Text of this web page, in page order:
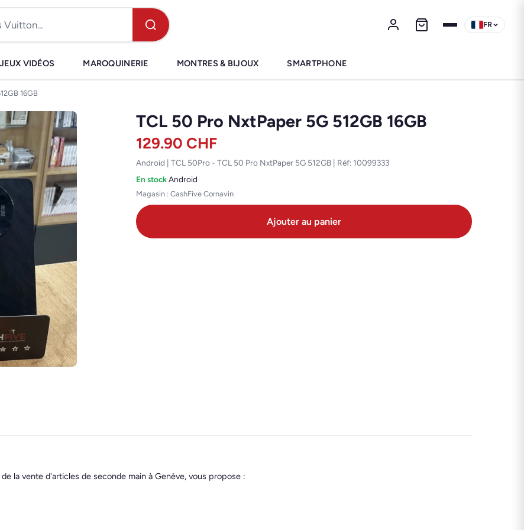
FR
JEUX VIDÉOS MAROQUINERIE MONTRES & BIJOUX SMARTPHONE
16GB
TCL 50 Pro NxtPaper 5G 512GB 16GB
129.90 CHF
Android | TCL 50Pro - TCL 50 Pro NxtPaper 5G 512GB | Réf: 10099333
En stock·Android
Magasin : CashFive Cornavin
Ajouter au panier
la vente d'articles de seconde main à Genève, vous propose :